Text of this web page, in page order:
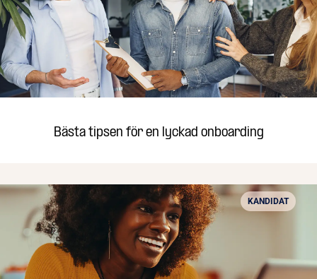
Bästa tipsen för en lyckad onboarding
KANDIDAT